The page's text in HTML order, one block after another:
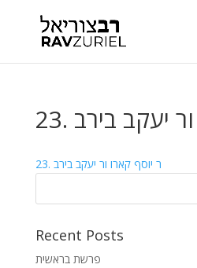
ור יעקב בירב
23. ר יוסף קארו ור יעקב בירב
Recent Posts
פרשת בראשית